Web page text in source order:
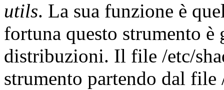
utils. La sua funzione è
fortuna questo strumento
distribuzioni. Il file /etc/
strumento partendo dal file